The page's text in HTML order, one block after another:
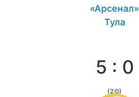
«Арсенал»
Тула
5 : 0
(2:0)